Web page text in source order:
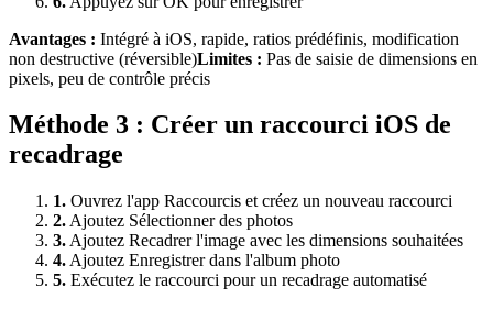
Avantages : Intégré à iOS, rapide, ratios prédéfinis, modification
non destructive (réversible)Limites : Pas de saisie de dimensions en
pixels, peu de contrôle précis
Méthode 3 : Créer un raccourci iOS de
recadrage
1. Ouvrez l'app Raccourcis et créez un nouveau raccourci
2. Ajoutez Sélectionner des photos
3. Ajoutez Recadrer l'image avec les dimensions souhaitées
4. Ajoutez Enregistrer dans l'album photo
5. Exécutez le raccourci pour un recadrage automatisé